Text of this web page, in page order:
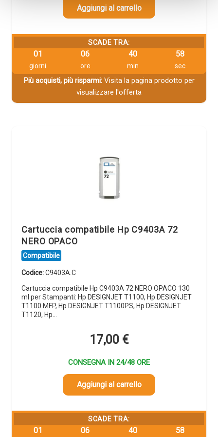
Aggiungi al carrello
SCADE TRA:
01
giorni
06
ore
40
min
57
sec
Più acquisti, più risparmi:Visita la pagina prodotto per
visualizzare l'offerta
Cartuccia compatibile Hp C9403A 72
NERO OPACO
Compatibile
Codice:C9403A.C
Cartuccia compatibile Hp C9403A 72 NERO OPACO 130
ml per Stampanti: Hp DESIGNJET T1100, Hp DESIGNJET
T1100 MFP, Hp DESIGNJET T1100PS, Hp DESIGNJET
T1120, Hp…
17,00 €
CONSEGNA IN 24/48 ORE
Aggiungi al carrello
SCADE TRA:
01 06 40 57